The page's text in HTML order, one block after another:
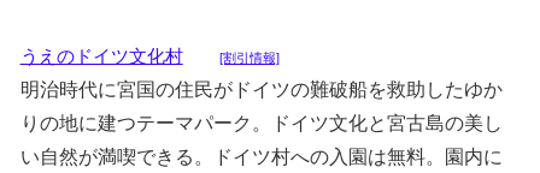
うえのドイツ文化村 [割引情報]
明治時代に宮国の住民がドイツの難破船を救助したゆか
りの地に建つテーマパーク。ドイツ文化と宮古島の美し
い自然が満喫できる。ドイツ村への入園は無料。園内に